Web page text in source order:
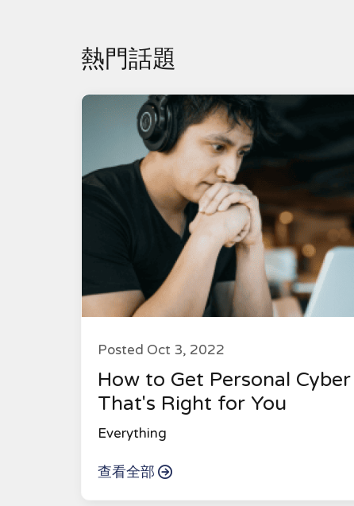
熱門話題
Posted Oct 3, 2022
How to Get Personal
That's Right for You
Everything
查看全部